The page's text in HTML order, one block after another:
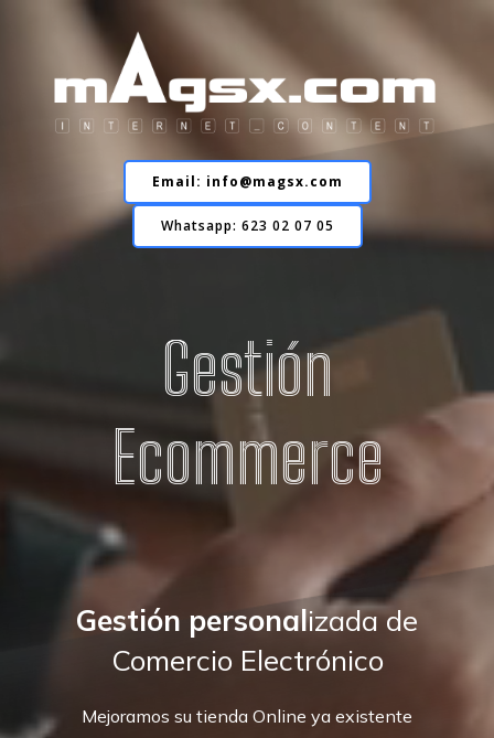
Email: info@magsx.com
Whatsapp: 623 02 07 05
Gestión
Ecommerce
Gestión personalizada de
Comercio Electrónico
Mejoramos su tienda Online ya existente